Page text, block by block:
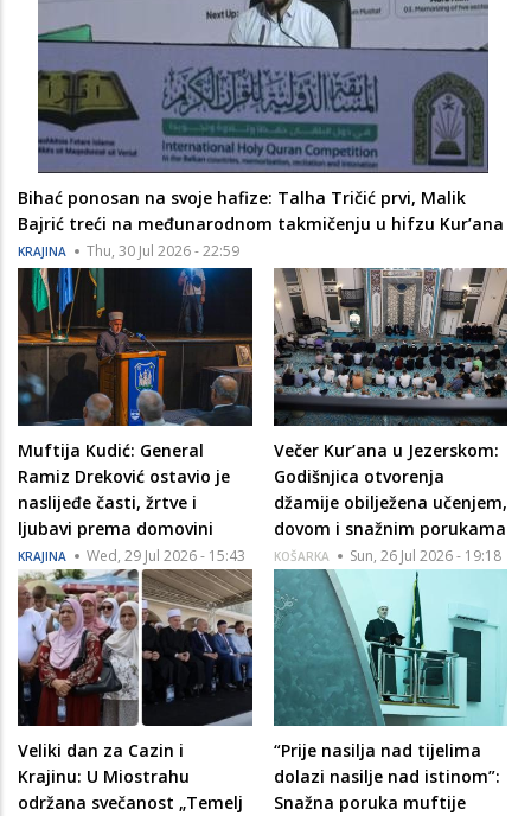
Bihać ponosan na svoje hafize: Talha Tričić prvi, Malik
Bajrić treći na međunarodnom takmičenju u hifzu Kur’ana
KRAJINA Thu, 30 Jul 2026 - 22:59
Muftija Kudić: General
Ramiz Dreković ostavio je
naslijeđe časti, žrtve i
ljubavi prema domovini
KRAJINA Wed, 29 Jul 2026 - 15:43
Večer Kur’ana u Jezerskom:
Godišnjica otvorenja
džamije obilježena učenjem,
dovom i snažnim porukama
KOŠARKA Sun, 26 Jul 2026 - 19:18
Veliki dan za Cazin i
Krajinu: U Miostrahu
održana svečanost „Temelj
“Prije nasilja nad tijelima
dolazi nasilje nad istinom”:
Snažna poruka muftije